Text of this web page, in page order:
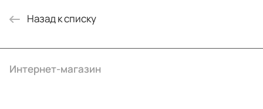
Назад к списку
Интернет-магазин